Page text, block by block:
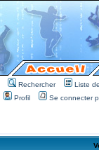
Rechercher
Liste
Profil
Se connecter